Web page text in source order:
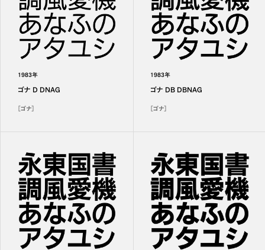
1983年
ゴナ D DNAG
［ゴナ］
1983年
ゴナ DB DBNAG
［ゴナ］